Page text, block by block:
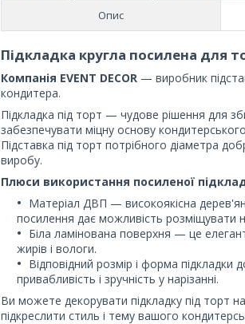
Опис
Підкладка кругла посилена для
Компанія EVENT DECOR — виробник
кондитера.
Підкладка під торт — чудове рішення для
забезпечувати міцну основу
Підставка під торт потрібного діаметра
виробу.
Плюси використання посиленої
Матеріал ДВП — високоякісна
посилення дає можливість розміщувати
Біла ламінована поверхня — це
жирів і вологи.
Відповідний розмір і форма
привабливість і зручність у нарізанні.
Ви можете декорувати підкладку під торт
підкреслити стиль і тему вашого